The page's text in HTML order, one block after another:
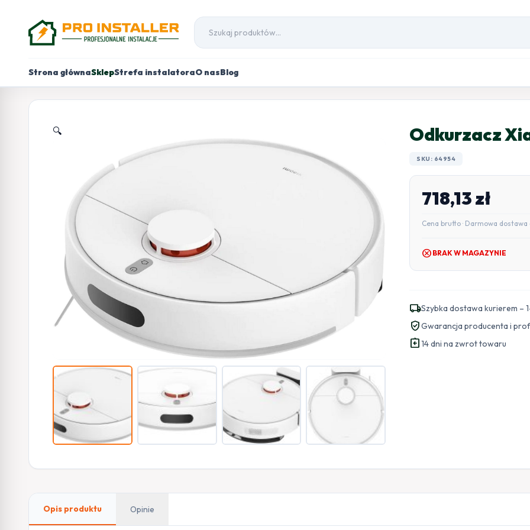
Strona głównaSklepStrefa instalatoraO nasBlog
🔍 Odkurzacz
SKU: 64954
718,13zł
Cena brutto · Darmowa dostawa
cancel BRAK W MAGAZYNIE
local_shippingSzybka dostawa kurierem –
verified_userGwarancja producenta i
assignment_return14 dni na zwrot towaru
Opis produktu Opinie